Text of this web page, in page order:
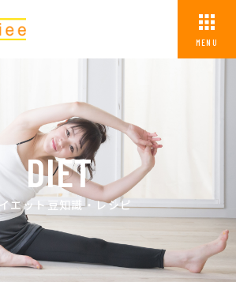
MENU
DIET
エット豆知識・レシピ